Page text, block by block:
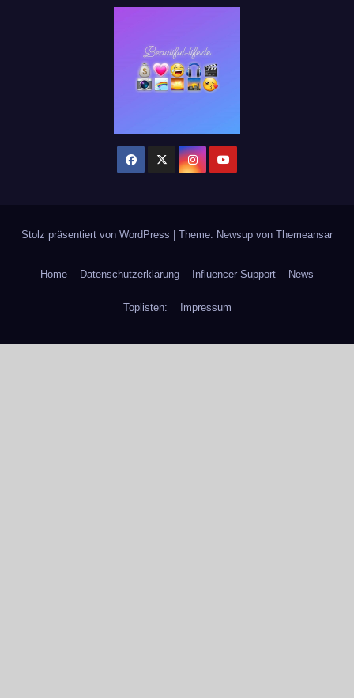
Stolz präsentiert von WordPress Theme: Newsup von Themeansar
Home Datenschutzerklärung Influencer Support News
Toplisten: Impressum